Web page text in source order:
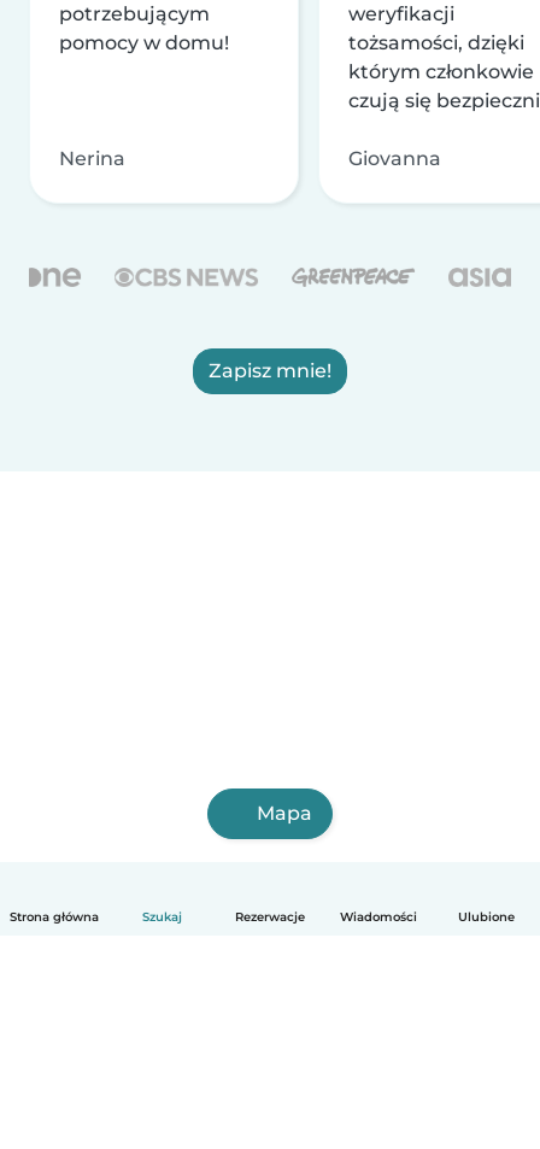
Strona główna Szukaj Rezerwacje Wiadomości Ulubione
potrzebującym
pomocy w domu!
Nerina
weryfikacji
tożsamości, dzięki
którym członkowie
czują się
Giovanna
Zapisz mnie!
Mapa